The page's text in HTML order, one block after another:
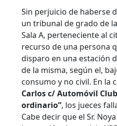
Sin perjuicio de haberse
un tribunal de grado de
Sala A, perteneciente al
recurso de una persona
disparo en una estación
de la misma, según el,
consumo y no civil. En la
Carlos c/ Automóvil
ordinario”, los jueces
Cabe decir que el Sr.